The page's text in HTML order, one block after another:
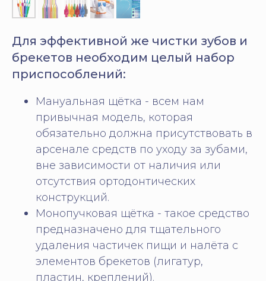
Для эффективной же чистки зубов и
брекетов необходим целый набор
приспособлений:
Мануальная щётка - всем нам
привычная модель, которая
обязательно должна присутствовать в
арсенале средств по уходу за зубами,
вне зависимости от наличия или
отсутствия ортодонтических
конструкций.
Монопучковая щётка - такое средство
предназначено для тщательного
удаления частичек пищи и налёта с
элементов брекетов (лигатур,
пластин, креплений).